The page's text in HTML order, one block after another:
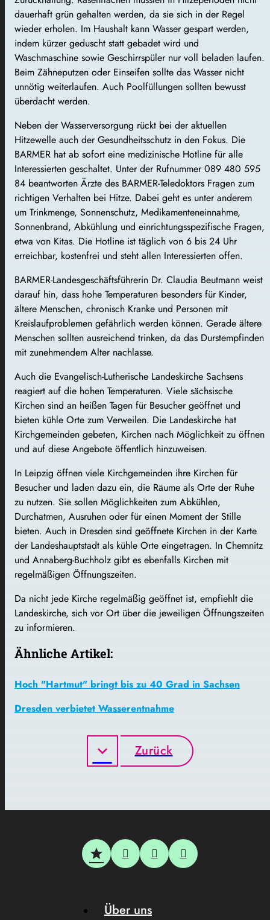
dauerhaft grün gehalten werden, da sie sich in der Regel
wieder erholen. Im Haushalt kann Wasser gespart werden,
indem kürzer geduscht statt gebadet wird und
Waschmaschine sowie Geschirrspüler nur voll beladen laufen.
Beim Zähneputzen oder Einseifen sollte das Wasser nicht
unnötig weiterlaufen. Auch Poolfüllungen sollten bewusst
überdacht werden.
Neben der Wasserversorgung rückt bei der aktuellen
Hitzewelle auch der Gesundheitsschutz in den Fokus. Die
BARMER hat ab sofort eine medizinische Hotline für alle
Interessierten geschaltet. Unter der Rufnummer 089 480 595
84 beantworten Ärzte des BARMER-Teledoktors Fragen zum
richtigen Verhalten bei Hitze. Dabei geht es unter anderem
um Trinkmenge, Sonnenschutz, Medikamenteneinnahme,
Sonnenbrand, Abkühlung und einrichtungsspezifische Fragen,
etwa von Kitas. Die Hotline ist täglich von 6 bis 24 Uhr
erreichbar, kostenfrei und steht allen Interessierten offen.
BARMER-Landesgeschäftsführerin Dr. Claudia Beutmann weist
darauf hin, dass hohe Temperaturen besonders für Kinder,
ältere Menschen, chronisch Kranke und Personen mit
Kreislaufproblemen gefährlich werden können. Gerade ältere
Menschen sollten ausreichend trinken, da das Durstempfinden
mit zunehmendem Alter nachlasse.
Auch die Evangelisch-Lutherische Landeskirche Sachsens
reagiert auf die hohen Temperaturen. Viele sächsische
Kirchen sind an heißen Tagen für Besucher geöffnet und
bieten kühle Orte zum Verweilen. Die Landeskirche hat
Kirchgemeinden gebeten, Kirchen nach Möglichkeit zu öffnen
und auf diese Angebote öffentlich hinzuweisen.
In Leipzig öffnen viele Kirchgemeinden ihre Kirchen für
Besucher und laden dazu ein, die Räume als Orte der Ruhe
zu nutzen. Sie sollen Möglichkeiten zum Abkühlen,
Durchatmen, Ausruhen oder für einen Moment der Stille
bieten. Auch in Dresden sind geöffnete Kirchen in der Karte
der Landeshauptstadt als kühle Orte eingetragen. In Chemnitz
und Annaberg-Buchholz gibt es ebenfalls Kirchen mit
regelmäßigen Öffnungszeiten.
Da nicht jede Kirche regelmäßig geöffnet ist, empfiehlt die
Landeskirche, sich vor Ort über die jeweiligen Öffnungszeiten
zu informieren.
Ähnliche Artikel:
Hoch "Hartmut" bringt bis zu 40 Grad in Sachsen
Dresden verbietet Wasserentnahme
Zurück
Über uns